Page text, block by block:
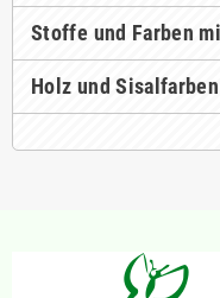
Stoffe und Farben
Holz und